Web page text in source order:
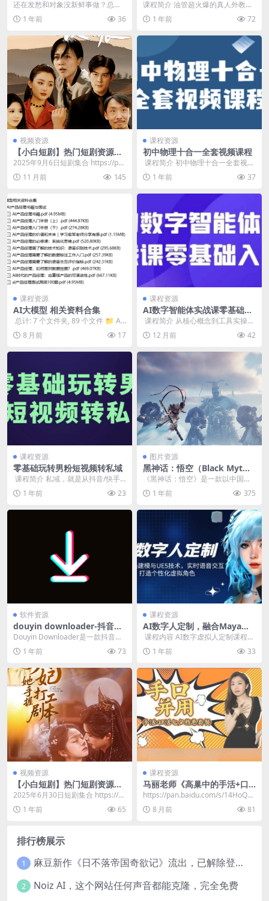
情侣的恋爱升温神器，被我挖
还在发愁和对象没新鲜事做？总嫌
约会没创意、异地互动太单调？今
天必须安利这款 “情...
1 年前 36
nce Patrol Kids》
课程简介 油管超火爆的真人外教趣
味英语动画，主题丰富、寓教于
乐，让小朋友在唱唱跳...
1 年前 72
视频资源
【小白短剧】热门短剧资源分
享2025年9月6日
2025年9月6日短剧集合 https://pa
n.quark.cn/s/6f1...
11 月前 145
课程资源
初中物理十合一全套视频课程
​ 课程简介 初中物理十合一全套视频
课程是一套专业实用的物理学习工
具，包含十部全...
1 年前 37
课程资源
AI大模型 相关资料合集
​ 总计: 7 个文件夹, 89 个文件 📁 AI
大模型相关资料合集 ├── 📁...
8 月前 17
课程资源
AI数字智能体实战课零基础入
门
​ 课程简介 从核心概念到工具实操，
一步步教你搭建专属智能体：设定
角色定位、训练...
12 月前 42
课程资源
零基础玩转男粉短视频转私域
​ 课程简介 私域，就是从抖音/快手/
小红书/QQ小世界等平台引流到微
信或者微信...
1 年前 23
图片资源
黑神话：悟空（Black Myt
h：Wukong）| 2K 4K 8K 电
《黑神话：悟空》是一款以中国古
典文学《西游记》为背景的动作冒
险游戏，结合了丰富的...
1 年前 375
软件资源
douyin downloader-抖音批
量下载工具 去水印
Douyin Downloader是一款抖音批
量下载工具，支持去水印下载视
频、图...
1 年前 73
课程资源
AI数字人定制，融合Maya建
模与UE5技术，实时语音交
​ 课程内容 AI数字虚拟人定制课程集
成了虚拟人制作技术和AI大模型技
术，是目前...
1 年前 33
视频资源
【小白短剧】热门短剧资源分
享2025年6月30日
2025年6月30日短剧集合 https://p
an.quark.cn/s/d7...
1 年前 65
课程资源
马丽老师《高巢中的手活+口
暧》全套教程
​https://pan.baidu.com/s/14HoQ7
MuUehy12h...
8 月前 81
排行榜展示
1 麻豆新作《日不落帝国奇欲记》流出，已解除登录验证！
2 Noiz AI，这个网站任何声音都能克隆，完全免费